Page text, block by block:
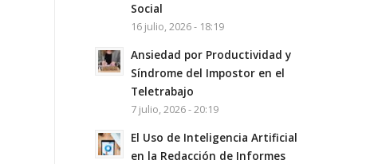
Social
16 julio, 2026 - 18:19
Ansiedad por Productividad y
Síndrome del Impostor en el
Teletrabajo
7 julio, 2026 - 20:19
El Uso de Inteligencia Artificial
en la Redacción de Informes